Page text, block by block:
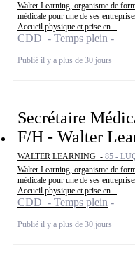
Walter Learning, organisme de
médicale pour une de ses
Accueil physique et prise en...
CDD - Temps plein
Publié il y a plus de 30 jours
Secrétaire
F/H - Walter
WALTER LEARNING - 85 -
Walter Learning, organisme de
médicale pour une de ses
Accueil physique et prise en...
CDD - Temps plein
Publié il y a plus de 30 jours